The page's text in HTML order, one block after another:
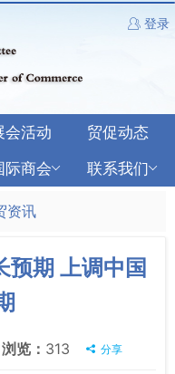
登录
会活动
贸促动态
际商会 联系我们
资讯
预期 上调中国
浏览： 313 分享